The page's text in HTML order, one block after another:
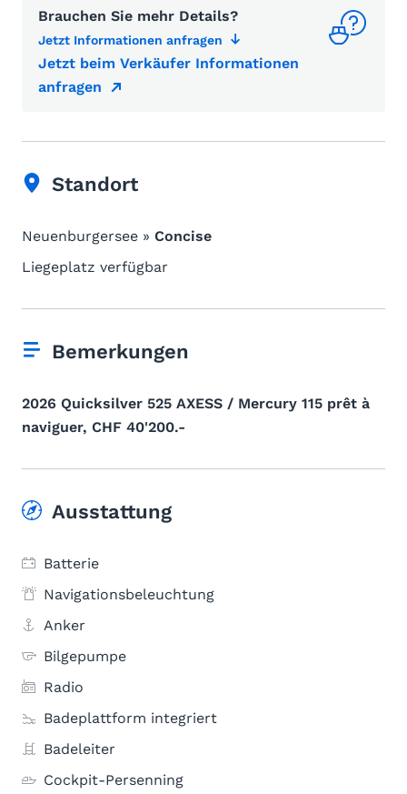
Brauchen Sie mehr Details?
Jetzt Informationen anfragen
Jetzt beim Verkäufer Informationen
anfragen
Standort
Neuenburgersee » Concise
Liegeplatz verfügbar
Bemerkungen
2026 Quicksilver 525 AXESS / Mercury 115 prêt à
naviguer, CHF 40'200.-
Ausstattung
Batterie
Navigationsbeleuchtung
Anker
Bilgepumpe
Radio
Badeplattform integriert
Badeleiter
Cockpit-Persenning